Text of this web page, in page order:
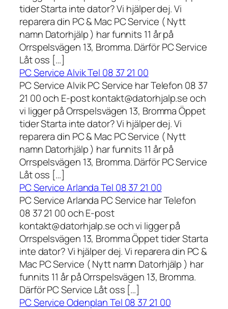
tider Starta inte dator? Vi hjälper dej. Vi
reparera din PC & Mac PC Service ( Nytt
namn Datorhjälp ) har funnits 11 år på
Orrspelsvägen 13, Bromma. Därför PC Service
Låt oss […]
PC Service Alvik Tel 08 37 21 00
PC Service Alvik PC Service har Telefon 08 37
21 00 och E-post kontakt@datorhjalp.se och
vi ligger på Orrspelsvägen 13, Bromma Öppet
tider Starta inte dator? Vi hjälper dej. Vi
reparera din PC & Mac PC Service ( Nytt
namn Datorhjälp ) har funnits 11 år på
Orrspelsvägen 13, Bromma. Därför PC Service
Låt oss […]
PC Service Arlanda Tel 08 37 21 00
PC Service Arlanda PC Service har Telefon
08 37 21 00 och E-post
kontakt@datorhjalp.se och vi ligger på
Orrspelsvägen 13, Bromma Öppet tider Starta
inte dator? Vi hjälper dej. Vi reparera din PC &
Mac PC Service ( Nytt namn Datorhjälp ) har
funnits 11 år på Orrspelsvägen 13, Bromma.
Därför PC Service Låt oss […]
PC Service Odenplan Tel 08 37 21 00